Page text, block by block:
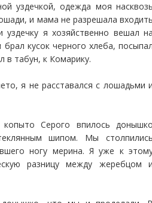
уздечкой, одежда моя
и мама не разрешала
я хозяйственно вешал
брал кусок черного хлеба,
в табун, к Комарику.
я не расставался с лошадьми
Серого впилось
шипом. Мы
ногу мерина. Я уже к
разницу между жеребцом